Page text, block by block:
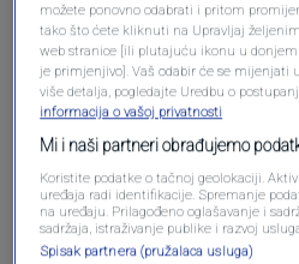
Oglas
možete ponovno odabrati i pritom
tako što ćete kliknuti na Upravljaj
web stranice [ili plutajuću ikonu u
je primjenjivo]. Vaš odabir će se mijenjati
više detalja, pogledajte Uredbu o
informacija o vašoj privatnosti
Mi i naši partneri obrađujemo
Koristite podatke o tačnoj geolokaciji.
uređaja radi identifikacije. Spremanje
na uređaju. Prilagođeno oglašavanje i
sadržaja, istraživanje publike i razvoj
Spisak partnera (pružalaca usluga)